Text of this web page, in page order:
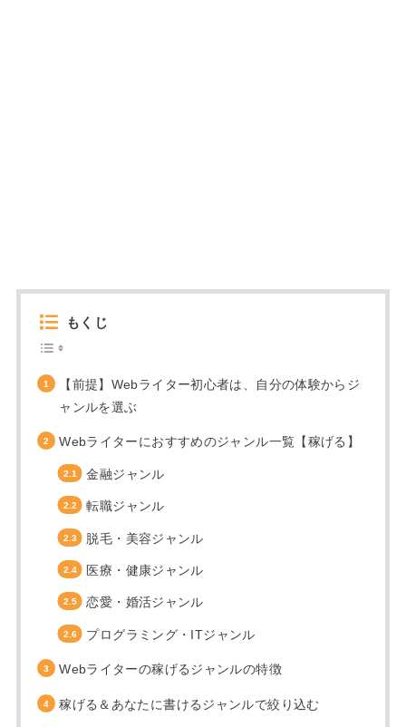
もくじ
【前提】Webライター初心者は、自分の体験からジ
ャンルを選ぶ
Webライターにおすすめのジャンル一覧【稼げる】
金融ジャンル
転職ジャンル
脱毛・美容ジャンル
医療・健康ジャンル
恋愛・婚活ジャンル
プログラミング・ITジャンル
Webライターの稼げるジャンルの特徴
稼げる＆あなたに書けるジャンルで絞り込む